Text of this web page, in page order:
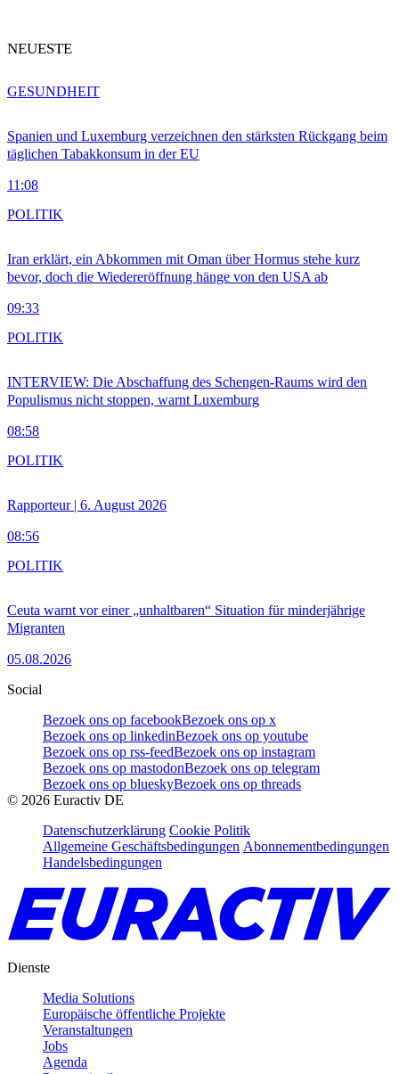
NEUESTE
Spanien und Luxemburg verzeichnen den stärksten Rückgang beim
täglichen Tabakkonsum in der EU
11:08
GESUNDHEIT
Iran erklärt, ein Abkommen mit Oman über Hormus stehe kurz
bevor, doch die Wiedereröffnung hänge von den USA ab
09:33
POLITIK
INTERVIEW: Die Abschaffung des Schengen-Raums wird den
Populismus nicht stoppen, warnt Luxemburg
08:58
POLITIK
Rapporteur | 6. August 2026
08:56
POLITIK
Ceuta warnt vor einer „unhaltbaren“ Situation für minderjährige
Migranten
05.08.2026
POLITIK
Social
Bezoek ons op facebookBezoek ons op x
Bezoek ons op linkedinBezoek ons op youtube
Bezoek ons op rss-feedBezoek ons op instagram
Bezoek ons op mastodonBezoek ons op telegram
Bezoek ons op blueskyBezoek ons op threads
© 2026 Euractiv DE
Datenschutzerklärung Cookie Politik
Allgemeine Geschäftsbedingungen Abonnementbedingungen
Handelsbedingungen
Dienste
Media Solutions
Europäische öffentliche Projekte
Veranstaltungen
Jobs
Agenda